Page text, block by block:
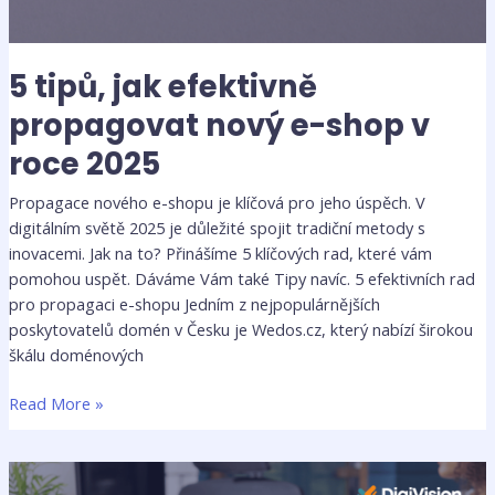
5 tipů, jak efektivně
propagovat nový e-shop v
roce 2025
Propagace nového e-shopu je klíčová pro jeho úspěch. V
digitálním světě 2025 je důležité spojit tradiční metody s
inovacemi. Jak na to? Přinášíme 5 klíčových rad, které vám
pomohou uspět. Dáváme Vám také Tipy navíc. 5 efektivních rad
pro propagaci e-shopu Jedním z nejpopulárnějších
poskytovatelů domén v Česku je Wedos.cz, který nabízí širokou
škálu doménových
Read More »
Kdy